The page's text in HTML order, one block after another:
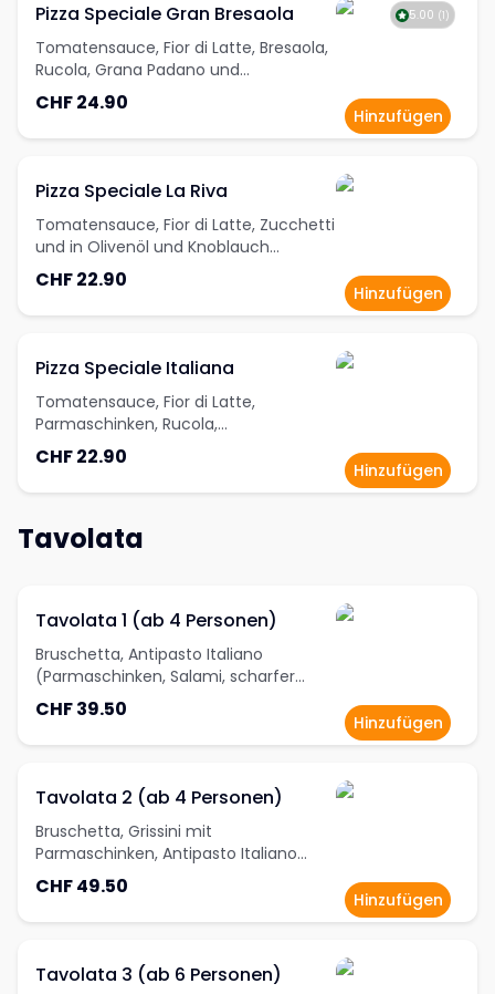
Pizza Speciale Gran Bresaola
Tomatensauce, Fior di Latte, Bresaola,
Rucola, Grana Padano und
Cherrytomaten
CHF 24.90
5.00 (1 )
Hinzufügen
Pizza Speciale La Riva
Tomatensauce, Fior di Latte, Zucchetti
und in Olivenöl und Knoblauch
marinierte Crevetten
CHF 22.90
Hinzufügen
Pizza Speciale Italiana
Tomatensauce, Fior di Latte,
Parmaschinken, Rucola,
Cherrytomaten und Grana Padano
CHF 22.90
Hinzufügen
Tavolata
Tavolata 1 (ab 4 Personen)
Bruschetta, Antipasto Italiano
(Parmaschinken, Salami, scharfer
Salami, Bresaola, italienische Käse,
Antipastigemüse, Oliven), Maximal 3
Pizzasorten (ungefähr ½ pro Person, in
Speciale), Pasta mit Pesto, Pasta mit
Bolognese, Mini Desserts (1 pro Person)
CHF 39.50
Hinzufügen
Tavolata 2 (ab 4 Personen)
Bruschetta, Grissini mit
Parmaschinken, Antipasto Italiano
(Parmaschinken, Salami, scharfer
Salami, Bresaola, italienische Käse,
Antipastigemüse, Oliven), Maximal 3
ohne Pizza Speciale), Pasta mit
Bolognese Pasta mit Pesto, Pasta mit
CHF 49.50
Hinzufügen
Tavolata 3 (ab 6 Personen)